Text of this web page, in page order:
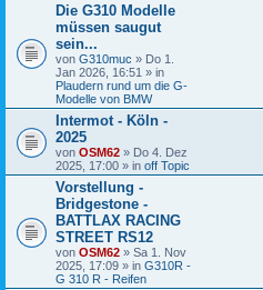
Die G310 Modelle
müssen saugut
sein...
von G310muc » Do 1.
Jan 2026, 16:51 » in
Plaudern rund um die G-
Modelle von BMW
Intermot - Köln -
2025
von OSM62 » Do 4. Dez
2025, 17:00 » in off Topic
Vorstellung -
Bridgestone -
BATTLAX RACING
STREET RS12
von OSM62 » Sa 1. Nov
2025, 17:09 » in G310R -
G 310 R - Reifen